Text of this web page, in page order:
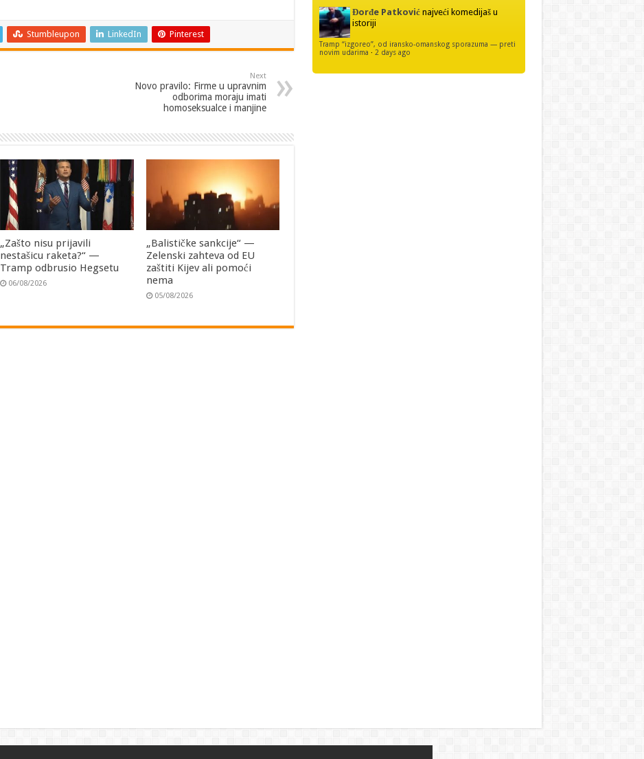
Stumbleupon LinkedIn Pinterest
Next
Novo pravilo: Firme u upravnim
odborima moraju imati
homoseksualce i manjine
„Zašto nisu prijavili
nestašicu raketa?“ —
Tramp odbrusio Hegsetu
06/08/2026
„Balističke sankcije“ —
Zelenski zahteva od EU
zaštiti Kijev ali pomoći
nema
05/08/2026
Đorđe Patković najveći komedijaš u
istoriji
Tramp “izgoreo”, od iransko-omanskog sporazuma — preti
novim udarima · 2 days ago